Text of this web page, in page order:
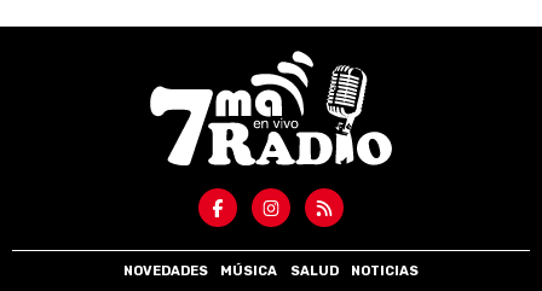
NOVEDADES MÚSICA SALUD NOTICIAS